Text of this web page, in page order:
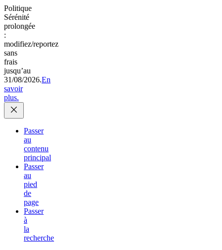
Politique
Sérénité
prolongée
:
modifiez/reportez
sans
frais
jusqu’au
31/08/2026.En
savoir
plus.
Passer
au
contenu
principal
Passer
au
pied
de
page
Passer
à
la
recherche